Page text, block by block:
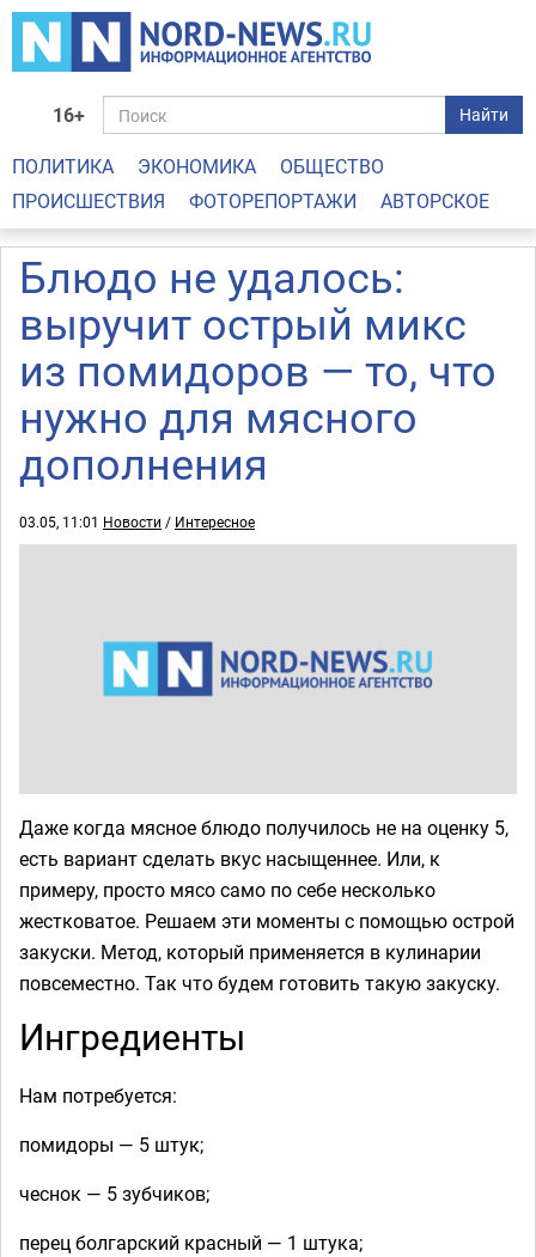
16+ Найти
ПОЛИТИКА ЭКОНОМИКА
ОБЩЕСТВО
ПРОИСШЕСТВИЯ
ФОТОРЕПОРТАЖИ АВТОРСКОЕ
Блюдо не удалось:
выручит острый микс
из помидоров — то, что
нужно для мясного
дополнения
03.05, 11:01 Новости / Интересное
Даже когда мясное блюдо получилось не на оценку 5,
есть вариант сделать вкус насыщеннее. Или, к
примеру, просто мясо само по себе несколько
жестковатое. Решаем эти моменты с помощью острой
закуски. Метод, который применяется в кулинарии
повсеместно. Так что будем готовить такую закуску.
Ингредиенты
Нам потребуется:
помидоры — 5 штук;
чеснок — 5 зубчиков;
перец болгарский красный — 1 штука;